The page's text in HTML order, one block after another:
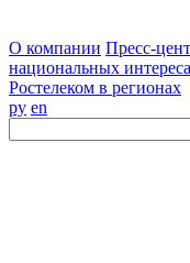
О компании Пресс-
национальных
Ростелеком в регионах
ру en